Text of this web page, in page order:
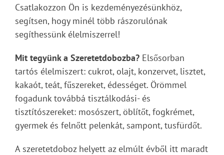
Csatlakozzon Ön is kezdeményezésünkhöz,
segítsen, hogy minél több rászorulónak
segíthessünk élelmiszerrel!
Mit tegyünk a Szeretetdobozba? Elsősorban
tartós élelmiszert: cukrot, olajt, konzervet, lisztet,
kakaót, teát, fűszereket, édességet. Örömmel
fogadunk továbbá tisztálkodási- és
tisztítószereket: mosószert, öblítőt, fogkrémet,
gyermek és felnőtt pelenkát, sampont, tusfürdőt.
A szeretetdoboz helyett az elmúlt évből itt maradt